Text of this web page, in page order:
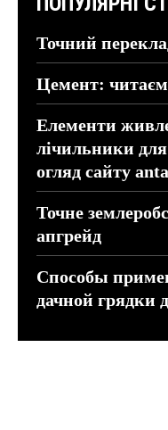
Точний
Цемент:
Елементи
лічильники
огляд сайту
Точне
апгрейд
Способы
дачной грядки